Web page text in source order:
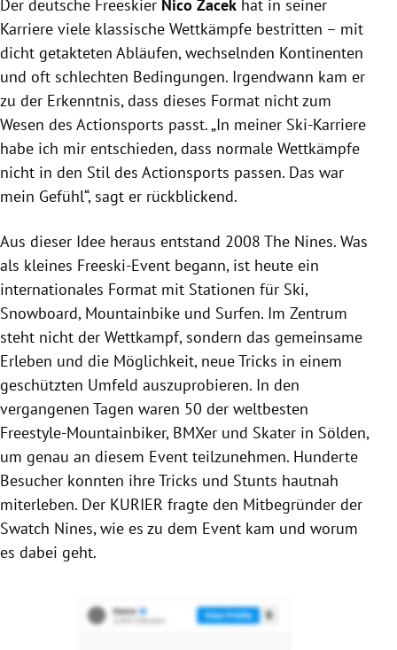
Innovation statt Wettkampf setzt.
Das Event inspiriert durch Teamgeist und
ermöglicht Athleten, neue Tricks in geschütztem
Umfeld zu entwickeln.
Die Reichweite erfolgt vor allem über Social Media
und lokale Unterstützung wie in Sölden ist
entscheidend für den Erfolg.
Der deutsche Freeskier Nico Zacek hat in seiner
Karriere viele klassische Wettkämpfe bestritten – mit
dicht getakteten Abläufen, wechselnden Kontinenten
und oft schlechten Bedingungen. Irgendwann kam er
zu der Erkenntnis, dass dieses Format nicht zum
Wesen des Actionsports passt. „In meiner Ski-Karriere
habe ich mir entschieden, dass normale Wettkämpfe
nicht in den Stil des Actionsports passen. Das war
mein Gefühl“, sagt er rückblickend.
Aus dieser Idee heraus entstand 2008 The Nines. Was
als kleines Freeski-Event begann, ist heute ein
internationales Format mit Stationen für Ski,
Snowboard, Mountainbike und Surfen. Im Zentrum
steht nicht der Wettkampf, sondern das gemeinsame
Erleben und die Möglichkeit, neue Tricks in einem
geschützten Umfeld auszuprobieren. In den
vergangenen Tagen waren 50 der weltbesten
Freestyle-Mountainbiker, BMXer und Skater in Sölden,
um genau an diesem Event teilzunehmen. Hunderte
Besucher konnten ihre Tricks und Stunts hautnah
miterleben. Der KURIER fragte den Mitbegründer der
Swatch Nines, wie es zu dem Event kam und worum
es dabei geht.